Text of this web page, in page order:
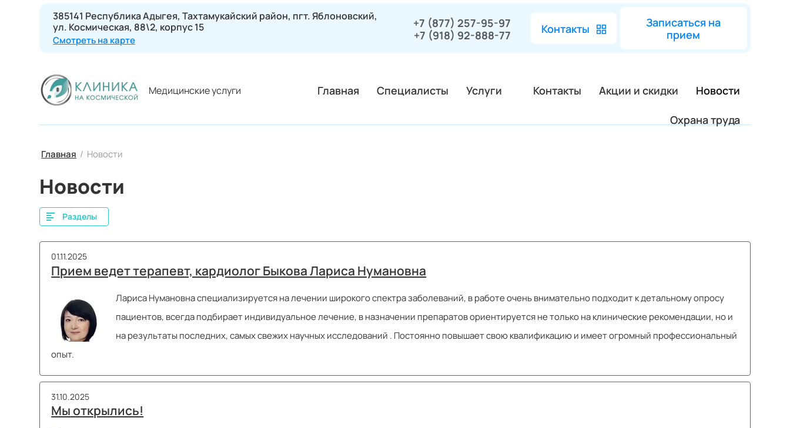
385141 Республика Адыгея, Тахтамукайский район, пгт. Яблоновский,
ул. Космическая, 88\2, корпус 15
Смотреть на карте
+7 (877) 257-95-97
+7 (918) 92-888-77
Контакты
Записаться на
прием
Медицинские услуги Главная Специалисты Услуги Контакты Акции и скидки Новости
Охрана труда
Главная / Новости
Новости
Разделы
01.11.2025
Прием ведет терапевт, кардиолог Быкова Лариса Нумановна
Лариса Нумановна специализируется на лечении широкого спектра заболеваний, в работе очень внимательно подходит к детальному опросу
пациентов, всегда подбирает индивидуальное лечение, в назначении препаратов ориентируется не только на клинические рекомендации, но и
на результаты последних, самых свежих научных исследований . Постоянно повышает свою квалификацию и имеет огромный профессиональный
опыт.
31.10.2025
Мы открылись!